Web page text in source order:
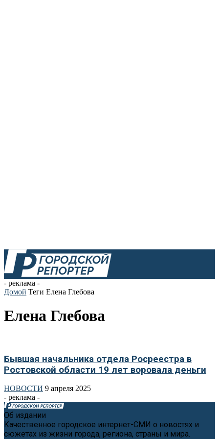
- реклама -
Домой Теги Елена Глебова
Елена Глебова
Бывшая начальника отдела Росреестра в
Ростовской области 19 лет воровала деньги
НОВОСТИ 9 апреля 2025
- реклама -
Об издании
Качественное городское интернет-СМИ о новостях и
сюжетах из жизни города, региона, страны и мира.